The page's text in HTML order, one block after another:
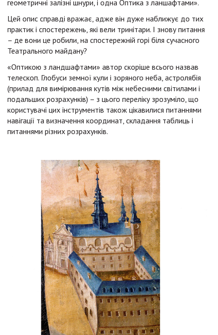
геометричні залізні шнури, і одна Оптика з ланшафтами».
Цей опис справді вражає, адже він дуже наближує до тих
практик і спостережень, які вели тринітари. І знову питання
– де вони це робили, на спостережній горі біля сучасного
Театрального майдану?
«Оптикою з ландшафтами» автор скоріше всього назвав
телескоп. Глобуси земної кули і зоряного неба, астролябія
(прилад для вимірювання кутів між небесними світилами і
подальших розрахунків) – з цього переліку зрозуміло, що
користувачі цих інструментів також цікавилися питаннями
навігації та визначення координат, складання таблиць і
питаннями різних розрахунків.